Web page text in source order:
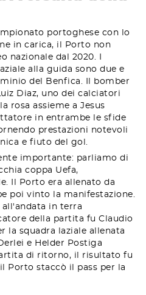
portoghese con lo
in carica, il Porto non
nazionale dal 2020. I
alla guida sono due e
del Benfica. Il bomber
Diaz, uno dei calciatori
rosa assieme a Jesus
in entrambe le sfide
prestazioni notevoli
e fiuto del gol.
importante: parliamo di
coppa Uefa,
Il Porto era allenato da
poi vinto la manifestazione.
in terra
della partita fu Claudio
la squadra laziale allenata
e Helder Postiga
di ritorno, il risultato fu
Porto staccò il pass per la